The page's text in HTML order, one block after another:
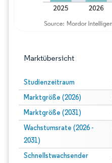
Marktübersicht
Studienzeitraum
Marktgröße (2026)
Marktgröße (2031)
Wachstumsrate (2026 -
2031)
Schnellstwachsender